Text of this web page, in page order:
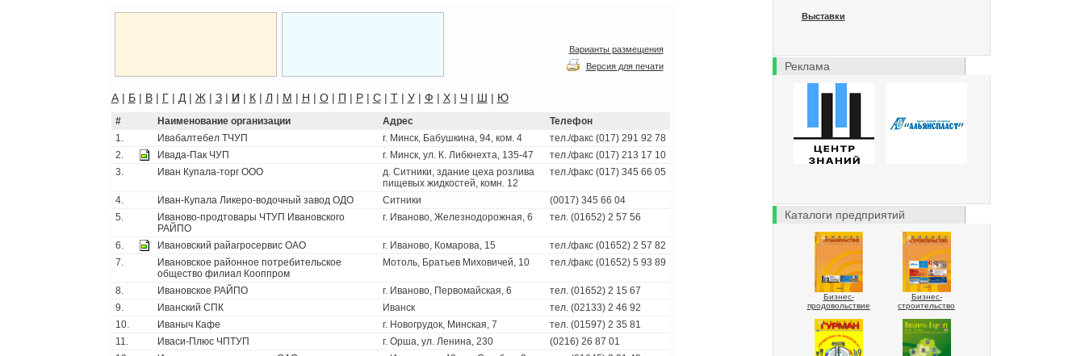
Выставки
Реклама
Каталоги предприятий
Бизнес-
продовольствие
Бизнес-
строительство
Варианты размещения
Версия для печати
А| Б| В| Г| Д| Ж| З| И| К| Л | М | Н | О| П | Р| С| Т| У| Ф | Х| Ч| Ш | Ю
# Наименование организации Адрес
Телефон
1.
Ивабалтебел ТЧУП г. Минск, Бабушкина, 94, ком. 4
тел./факс (017) 291 92 78
2.
Ивада-Пак ЧУП г. Минск, ул. К. Либкнехта, 135-47
тел./факс (017) 213 17 10
3.
Иван Купала-торг ООО
д. Ситники, здание цеха розлива
пищевых жидкостей, комн. 12
тел./факс (017) 345 66 05
4. Иван-Купала Ликеро-водочный завод ОДО Ситники
(0017) 345 66 04
5.
Иваново-продтовары ЧТУП Ивановского
РАЙПО
г. Иваново, Железнодорожная, 6 тел. (01652) 2 57 56
6. Ивановский райагросервис ОАО г. Иваново, Комарова, 15
тел./факс (01652) 2 57 82
7.
Ивановское районное потребительское
общество филиал Кооппром
Мотоль, Братьев Миховичей, 10 тел./факс (01652) 5 93 89
8. Ивановское РАЙПО г. Иваново, Первомайская, 6
тел. (01652) 2 15 67
9.
Иванский СПК Иванск
тел. (02133) 2 46 92
10.
Иваныч Кафе г. Новогрудок, Минская, 7
тел. (01597) 2 35 81
11.
Иваси-Плюс ЧПТУП г. Орша, ул. Ленина, 230
(0216) 26 87 01